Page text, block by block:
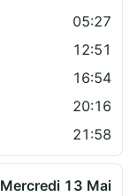
05:27
12:51
16:54
20:16
21:58
Mercredi 13 Mai